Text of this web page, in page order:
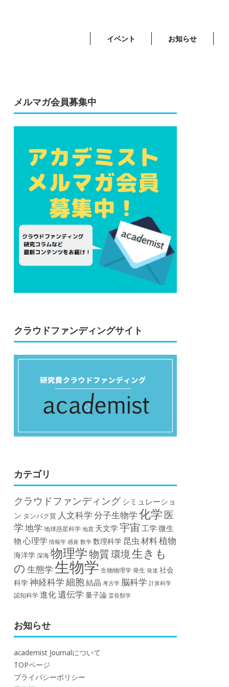
イベント お知らせ
メルマガ会員募集中
クラウドファンディングサイト
カテゴリ
クラウドファンディングシミュレーショ
ン タンパク質 人文科学分子生物学化学医
学地学 地球惑星科学 地震 天文学 宇宙 工学 微生
物 心理学 情報学 感覚 数学 数理科学 昆虫材料植物
海洋学深海物理学物質環境生きも
の 生態学生物学 生物物理学発生 発達 社会
科学神経科学細胞結晶 考古学 脳科学 計算科学
認知科学進化遺伝学 量子論 霊長類学
お知らせ
academist Journalについて
TOPページ
プライバシーポリシー